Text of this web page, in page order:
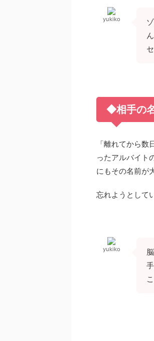
yukiko
◆相手の
「離れてから
ったアルバイト
にもその名前が
忘れようとして
yukiko